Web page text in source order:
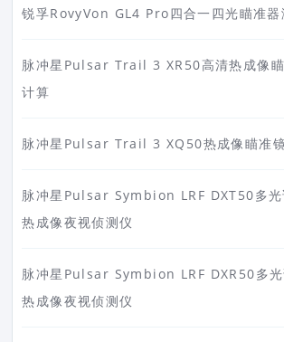
锐孚RovyVon GL4 Pro四合一四光瞄准器
脉冲星Pulsar Trail 3 XR50高清热成像
计算
脉冲星Pulsar Trail 3 XQ50热成像瞄准
脉冲星Pulsar Symbion LRF DXT50多光
热成像夜视侦测仪
脉冲星Pulsar Symbion LRF DXR50多光
热成像夜视侦测仪